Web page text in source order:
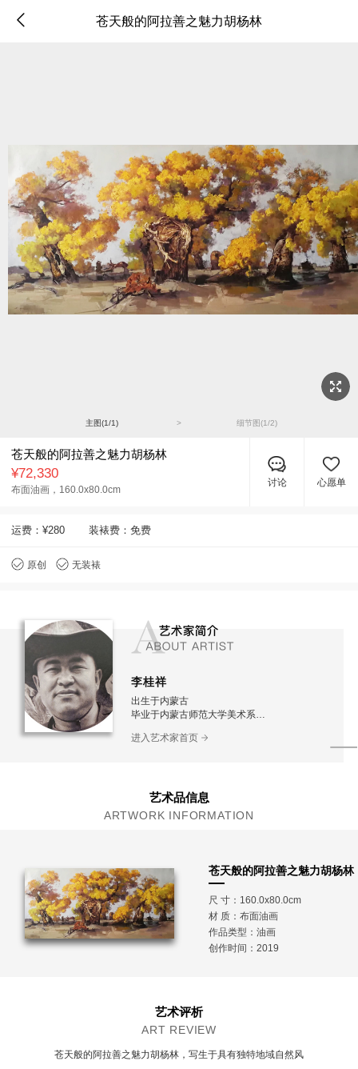
苍天般的阿拉善之魅力胡杨林
主图(1/1) > 细节图(1/2)
苍天般的阿拉善之魅力胡杨林
¥72,330
布面油画， 160.0x80.0cm
讨论 心愿单
运费： ¥280 装裱费：免费
原创 无装裱
李桂祥
出生于内蒙古
毕业于内蒙古师范大学美术系
中国人口文化促进会画院理事
进入艺术家首页
艺术品信息
ARTWORK INFORMATION
苍天般的阿拉善之魅力胡杨林
尺 寸：160.0x80.0cm
材 质： 布面油画
作品类型：油画
创作时间：2019
艺术评析
ART REVIEW
苍天般的阿拉善之魅力胡杨林，写生于具有独特地域自然风